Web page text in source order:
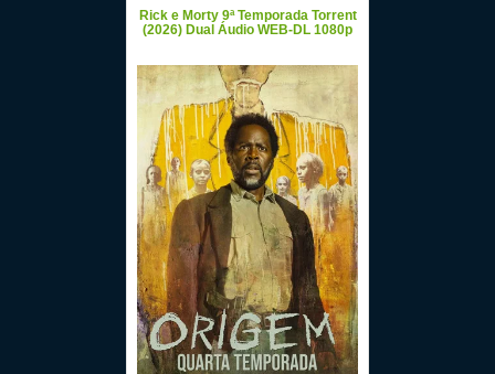
Rick e Morty 9ª Temporada Torrent
(2026) Dual Áudio WEB-DL 1080p